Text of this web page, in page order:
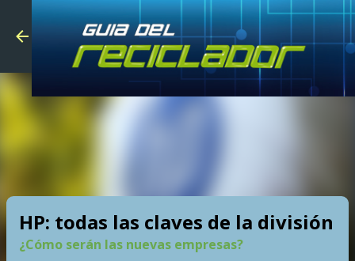
Skip to
HP: todas las claves de la división
¿Cómo serán las nuevas empresas?